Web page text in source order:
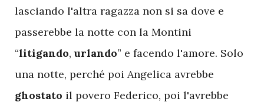
lasciando l'altra ragazza non si sa dove e
passerebbe la notte con la Montini
“litigando,urlando” e facendo l'amore. Solo
una notte, perché poi Angelica avrebbe
ghostato il povero Federico, poi l'avrebbe